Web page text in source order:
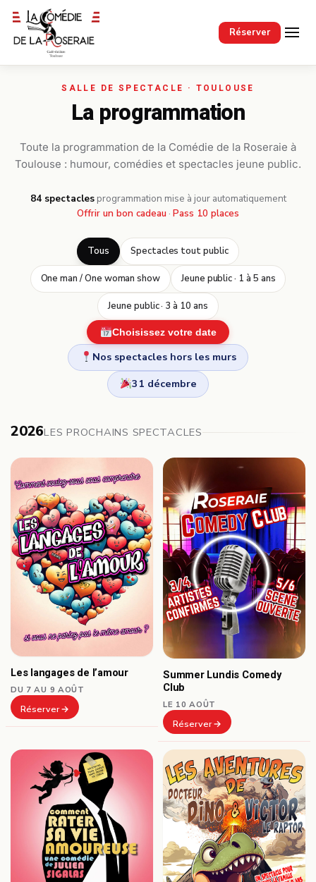
Réserver
Passer au contenu principal
La programmation
Toute la programmation de la Comédie de la Roseraie à
Toulouse : humour, comédies et spectacles jeune public.
84 spectacles· programmation mise à jour automatiquement
Offrir un bon cadeau · Pass 10 places
Tous Spectacles tout public
One man / One woman show Jeune public · 1 à 5 ans
Jeune public · 3 à 10 ans
Choisissez votre date
Nos spectacles hors les murs
31 décembre
2026LES PROCHAINS SPECTACLES
Les langages de l’amour
DU 7 AU 9 AOÛT
Réserver
Summer Lundis Comedy
Club
LE 10 AOÛT
Réserver